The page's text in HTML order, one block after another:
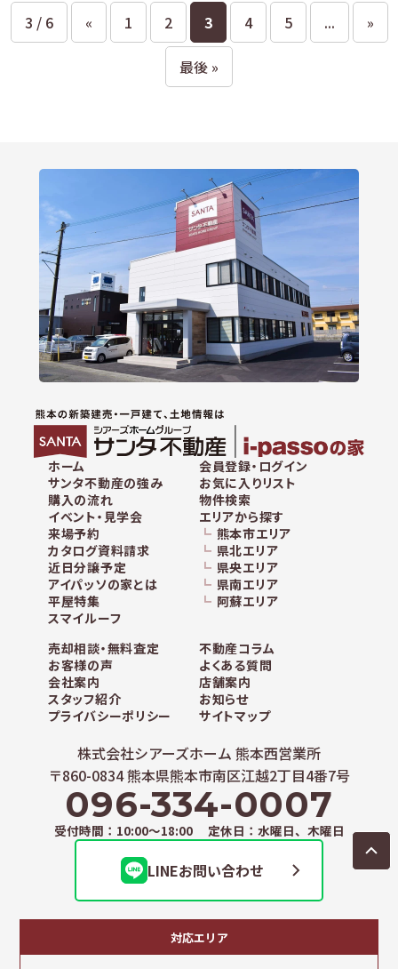
3 / 6 « 1 2 3 4 5 ... »
最後 »
ホーム
サンタ不動産の強み
購入の流れ
イベント・見学会
来場予約
カタログ資料請求
近日分譲予定
アイパッソの家とは
平屋特集
スマイルーフ
会員登録・ログイン
お気に入りリスト
物件検索
エリアから探す
熊本市エリア
県北エリア
県央エリア
県南エリア
阿蘇エリア
売却相談・無料査定
不動産コラム
お客様の声
よくある質問
会社案内
店舗案内
スタッフ紹介
お知らせ
プライバシーポリシー
サイトマップ
株式会社シアーズホーム 熊本西営業所
〒860-0834 熊本県熊本市南区江越2丁目4番7号
096-334-0007
受付時間：10:00～18:00 定休日：水曜日、木曜日
LINEお問い合わせ
対応エリア